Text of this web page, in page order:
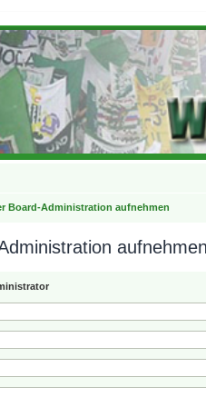
Board-Administration aufnehmen